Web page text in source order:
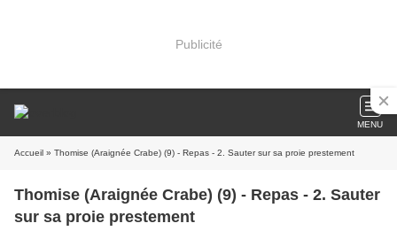
Publicité
MENU
Accueil » Thomise (Araignée Crabe) (9) - Repas - 2. Sauter sur sa proie prestement
Thomise (Araignée Crabe) (9) - Repas - 2. Sauter
sur sa proie prestement